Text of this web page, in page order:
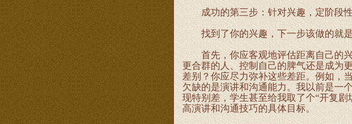
成功的第三步：针对兴趣，定阶段性
找到了你的兴趣，下一步该做的就是
首先，你应客观地评估距离自己的兴
更合群的人、控制自己的脾气还是成为
差别？你应尽力弥补这些差距。例如，
欠缺的是演讲和沟通能力。我以前是一
现特别差，学生甚至给我取了个“开复
高演讲和沟通技巧的具体目标。